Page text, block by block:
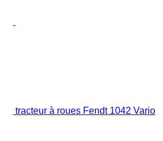
tracteur à roues Fendt 1042 Vario